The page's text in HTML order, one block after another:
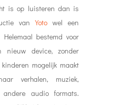
is op luisteren dan is
vanYoto wel een
bestemd voor
device, zonder
mogelijk maakt
verhalen, muziek,
audio formats.